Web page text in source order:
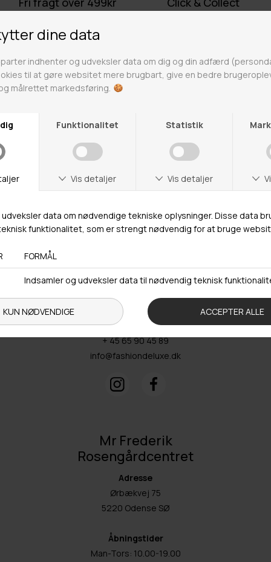
Webshop lager
Adresse
5260 Odense S
Man-Ons: 09.00-15.30
Tors: 09.00-17.00
Fre: 09.00-15.30
Kontakt
+ 45 65 90 45 89
info@fashiondeluxe.dk
Mr Frederik
Rosengårdcentret
Adresse
Ørbækvej 75
5220 Odense SØ
Åbningstider
Man-Tors: 10.00-19.00